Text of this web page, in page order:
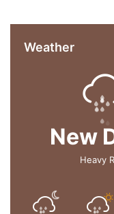
Weather
New
Heavy